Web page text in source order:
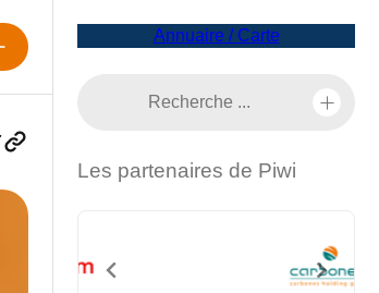
Annuaire / Carte
Les partenaires de Piwi